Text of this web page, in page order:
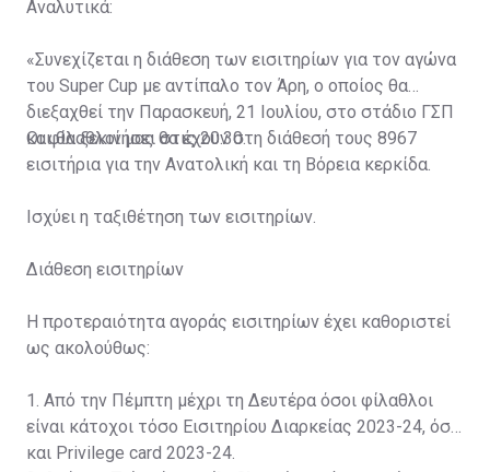
Αναλυτικά:
«Συνεχίζεται η διάθεση των εισιτηρίων για τον αγώνα
του Super Cup με αντίπαλο τον Άρη, ο οποίος θα
διεξαχθεί την Παρασκευή, 21 Ιουλίου, στο στάδιο ΓΣΠ
και θα ξεκινήσει στις 20:30.
Οι φίλαθλοί μας θα έχουν στη διάθεσή τους 8967
εισιτήρια για την Ανατολική και τη Βόρεια κερκίδα.
Ισχύει η ταξιθέτηση των εισιτηρίων.
Διάθεση εισιτηρίων
Η προτεραιότητα αγοράς εισιτηρίων έχει καθοριστεί
ως ακολούθως:
1. Από την Πέμπτη μέχρι τη Δευτέρα όσοι φίλαθλοι
είναι κάτοχοι τόσο Εισιτηρίου Διαρκείας 2023-24, όσο
και Privilege card 2023-24.